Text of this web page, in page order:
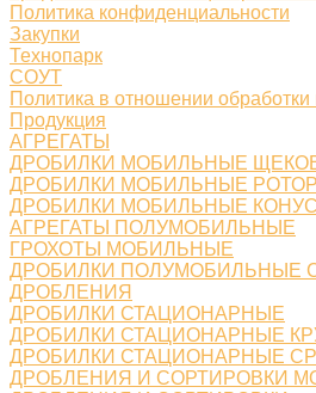
Политика конфиденциальности
Закупки
Технопарк
СОУТ
Политика в отношении
Продукция
АГРЕГАТЫ
ДРОБИЛКИ МОБИЛЬНЫЕ
ДРОБИЛКИ МОБИЛЬНЫЕ
ДРОБИЛКИ МОБИЛЬНЫЕ
АГРЕГАТЫ ПОЛУМОБИЛЬНЫЕ
ГРОХОТЫ МОБИЛЬНЫЕ
ДРОБИЛКИ ПОЛУМОБИЛЬНЫЕ
ДРОБЛЕНИЯ
ДРОБИЛКИ СТАЦИОНАРНЫЕ
ДРОБИЛКИ СТАЦИОНАРНЫЕ
ДРОБИЛКИ СТАЦИОНАРНЫЕ
ДРОБЛЕНИЯ И СОРТИРОВКИ